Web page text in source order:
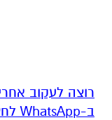
רוצה לעקוב
ב-WhatsApp לחצו כאן